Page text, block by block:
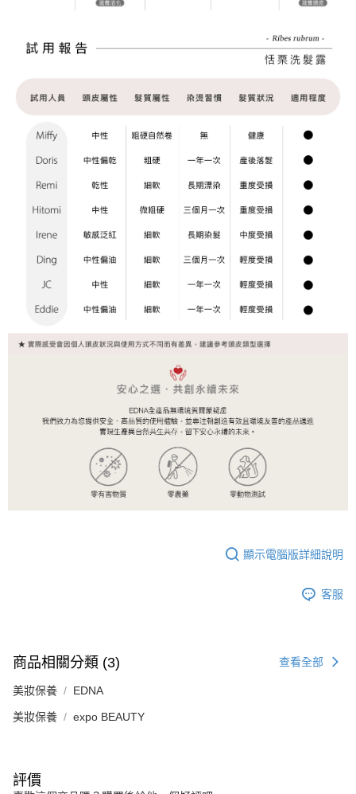
顯示電腦版詳細說明
客服
商品相關分類 (3) 查看全部
美妝保養 EDNA
美妝保養 expo BEAUTY
評價